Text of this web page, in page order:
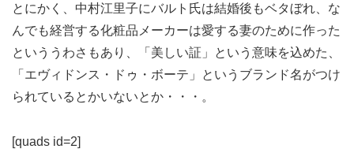
とにかく、中村江里子にバルト氏は結婚後もベタぼれ、な
んでも経営する化粧品メーカーは愛する妻のために作った
といううわさもあり、「美しい証」という意味を込めた、
「エヴィドンス・ドゥ・ボーテ」というブランド名がつけ
られているとかいないとか・・・。
[quads id=2]